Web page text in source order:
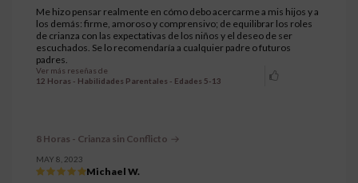
Me hizo pensar realmente en cómo debo acercarme a mis hijos y a
los demás: firme, amoroso y comprensivo; de equilibrar los roles
de crianza con las expectativas de los niños y el deseo de ser
escuchados. Se lo recomendaría a cualquier padre o futuros
padres.
Ver más reseñas de
12 Horas - Habilidades Parentales - Edades 5-13
8 Horas - Crianza sin Conflicto
MAY 8, 2023
Michael W.